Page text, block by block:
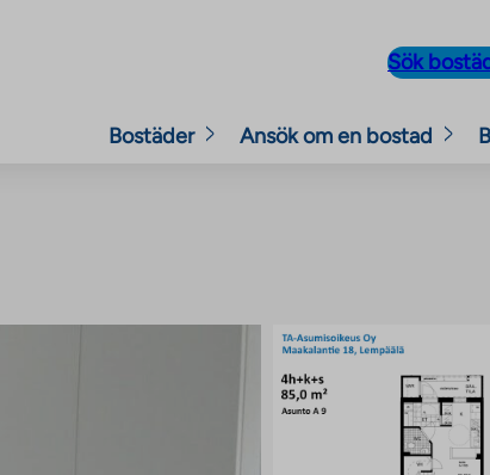
Sök
Bostäder Ansök om en bostad